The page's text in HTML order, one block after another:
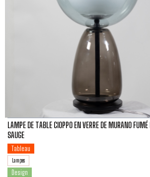
LAMPE DE TABLE CIOPPO EN VERRE DE MURANO
SAUGE
Tableau
Lampes
Design